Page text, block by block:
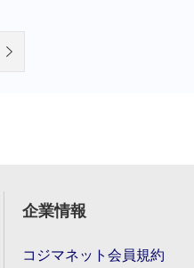
企業情報
コジマネット会員規約